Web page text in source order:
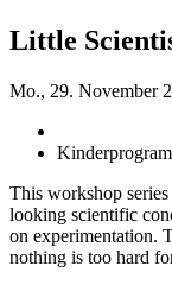
Little
Mo., 29. November
This workshop
looking scientific
on experimentation.
nothing is too hard